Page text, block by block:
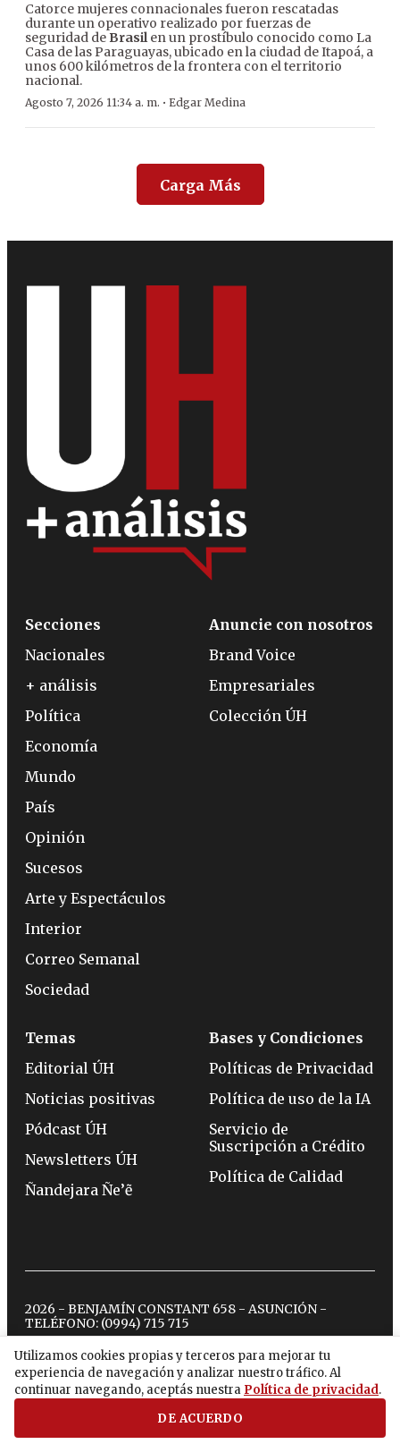
Catorce mujeres connacionales fueron rescatadas
durante un operativo realizado por fuerzas de
seguridad de Brasilen un prostíbulo conocido como La
Casa de las Paraguayas, ubicado en la ciudad de Itapoá, a
unos 600 kilómetros de la frontera con el territorio
nacional.
Agosto 7, 2026 11:34 a. m. · Edgar Medina
Carga Más
Utilizamos cookies propias y terceros para mejorar tu
experiencia de navegación y analizar nuestro tráfico. Al
continuar navegando, aceptás nuestra Política de privacidad.
DE ACUERDO
Secciones
Nacionales
+ análisis
Política
Economía
Mundo
País
Opinión
Sucesos
Arte y Espectáculos
Interior
Correo Semanal
Sociedad
Anuncie con nosotros
Brand Voice
Empresariales
Colección ÚH
Temas
Editorial ÚH
Noticias positivas
Pódcast ÚH
Newsletters ÚH
Ñandejara Ñe’ẽ
Bases y Condiciones
Políticas de Privacidad
Política de uso de la IA
Servicio de
Suscripción a Crédito
Política de Calidad
2026 - BENJAMÍN CONSTANT 658 - ASUNCIÓN -
TELÉFONO: (0994) 715 715
twitterinstagram
facebook
tiktokyoutubespotify